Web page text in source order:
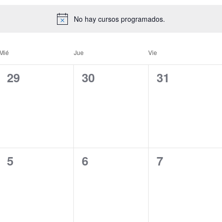
No hay cursos programados.
Mié Jue Vie
0
29
0
30
0
31
0
5
0
6
0
7